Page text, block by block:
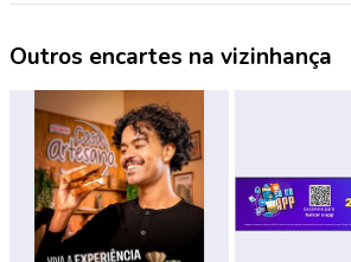
Outros encartes na vizinhança